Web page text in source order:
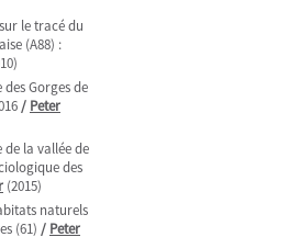
le tracé du
(A88) :
Gorges de
/ Peter
de la vallée de
des
(2015)
naturels
(61) / Peter